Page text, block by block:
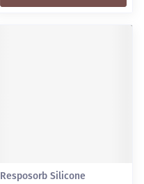
Resposorb Silicone